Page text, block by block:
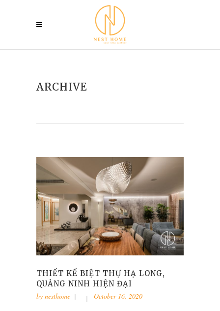
ARCHIVE
THIẾT KẾ BIỆT THỰ HẠ LONG,
QUẢNG NINH HIỆN ĐẠI
by nesthome October 16, 2020